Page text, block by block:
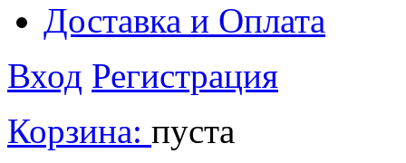
Доставка и Оплата
Вход Регистрация
Корзина: пуста